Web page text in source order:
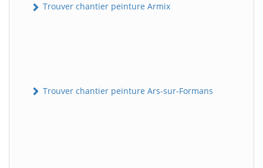
Trouver chantier peinture Armix
Trouver chantier peinture Ars-sur-Formans